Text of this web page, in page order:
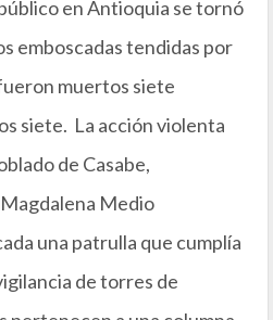
en Antioquia se tornó
emboscadas tendidas por
muertos siete
siete. La acción violenta
de Casabe,
Medio
una patrulla que cumplía
de torres de